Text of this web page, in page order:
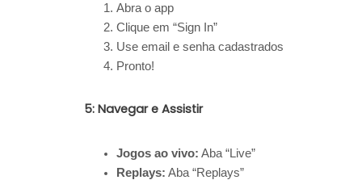
Abra o app
Clique em “Sign In”
Use email e senha cadastrados
Pronto!
5: Navegar e Assistir
Jogos ao vivo: Aba “Live”
Replays: Aba “Replays”